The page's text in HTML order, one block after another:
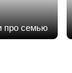
про семью